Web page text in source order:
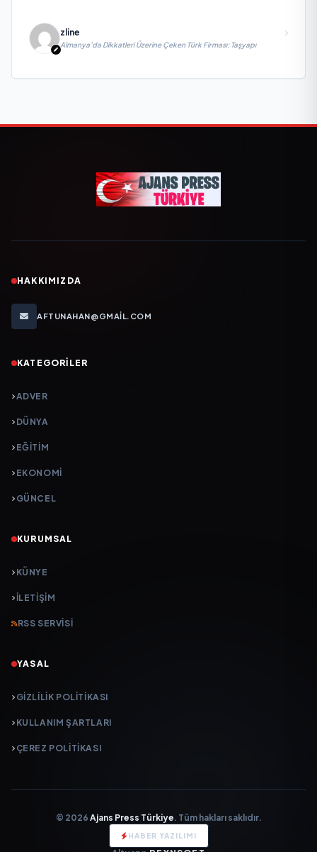
zline
Almanya’da Dikkatleri Üzerine Çeken Türk Firması: Taşyapı
HAKKIMIZDA
AFTUNAHAN@GMAIL.COM
KATEGORILER
ADVER
DÜNYA
EĞİTİM
EKONOMİ
GÜNCEL
KURUMSAL
KÜNYE
İLETIŞIM
RSS SERVISI
YASAL
GIZLILIK POLITIKASI
KULLANIM ŞARTLARI
ÇEREZ POLITIKASI
© 2026 Ajans Press Türkiye. Tüm hakları saklıdır.
HABER YAZILIMI